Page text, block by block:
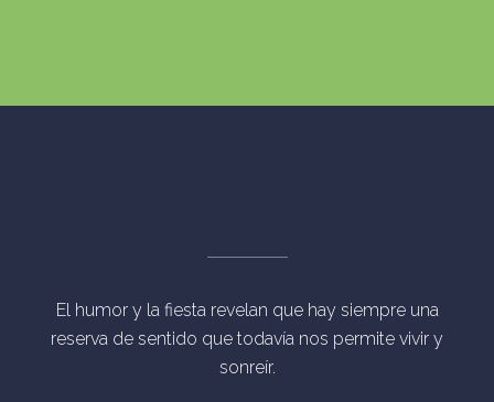
El humor y la fiesta revelan que hay siempre una
reserva de sentido que todavía nos permite vivir y
sonreír.